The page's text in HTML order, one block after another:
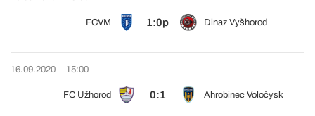
FCVM 1:0p Dinaz Vyšhorod
16.09.2020 15:00
FC Užhorod 0:1 Ahrobinec Voločysk